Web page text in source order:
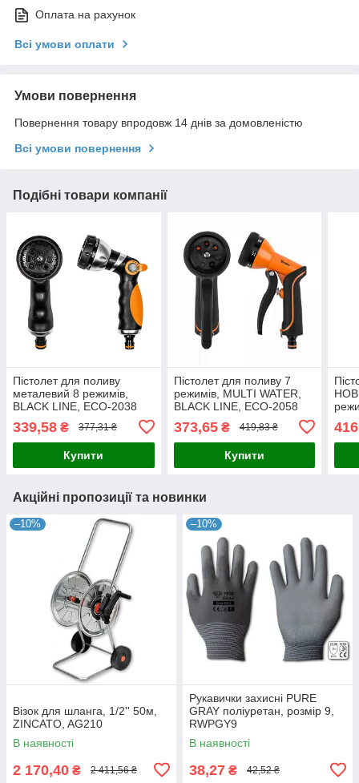
Оплата на рахунок
Всі умови оплати
Умови повернення
Повернення товару впродовж 14 днів за домовленістю
Всі умови повернення
Подібні товари компанії
Пістолет для поливу
металевий 8 режимів,
BLACK LINE, ECO-2038
339,58 ₴ 377,31 ₴
Купити
Пістолет для поливу 7
режимів, MULTI WATER,
BLACK LINE, ECO-2058
373,65₴ 419,83 ₴
Купити
Акційні пропозиції та новинки
–10%
Візок для шланга, 1/2'' 50м,
ZINCATO, AG210
В наявності
2 170,40 ₴ 2 411,56 ₴
–10%
Рукавички захисні PURE
GRAY поліуретан, розмір 9,
RWPGY9
В наявності
38,27 ₴ 42,52 ₴